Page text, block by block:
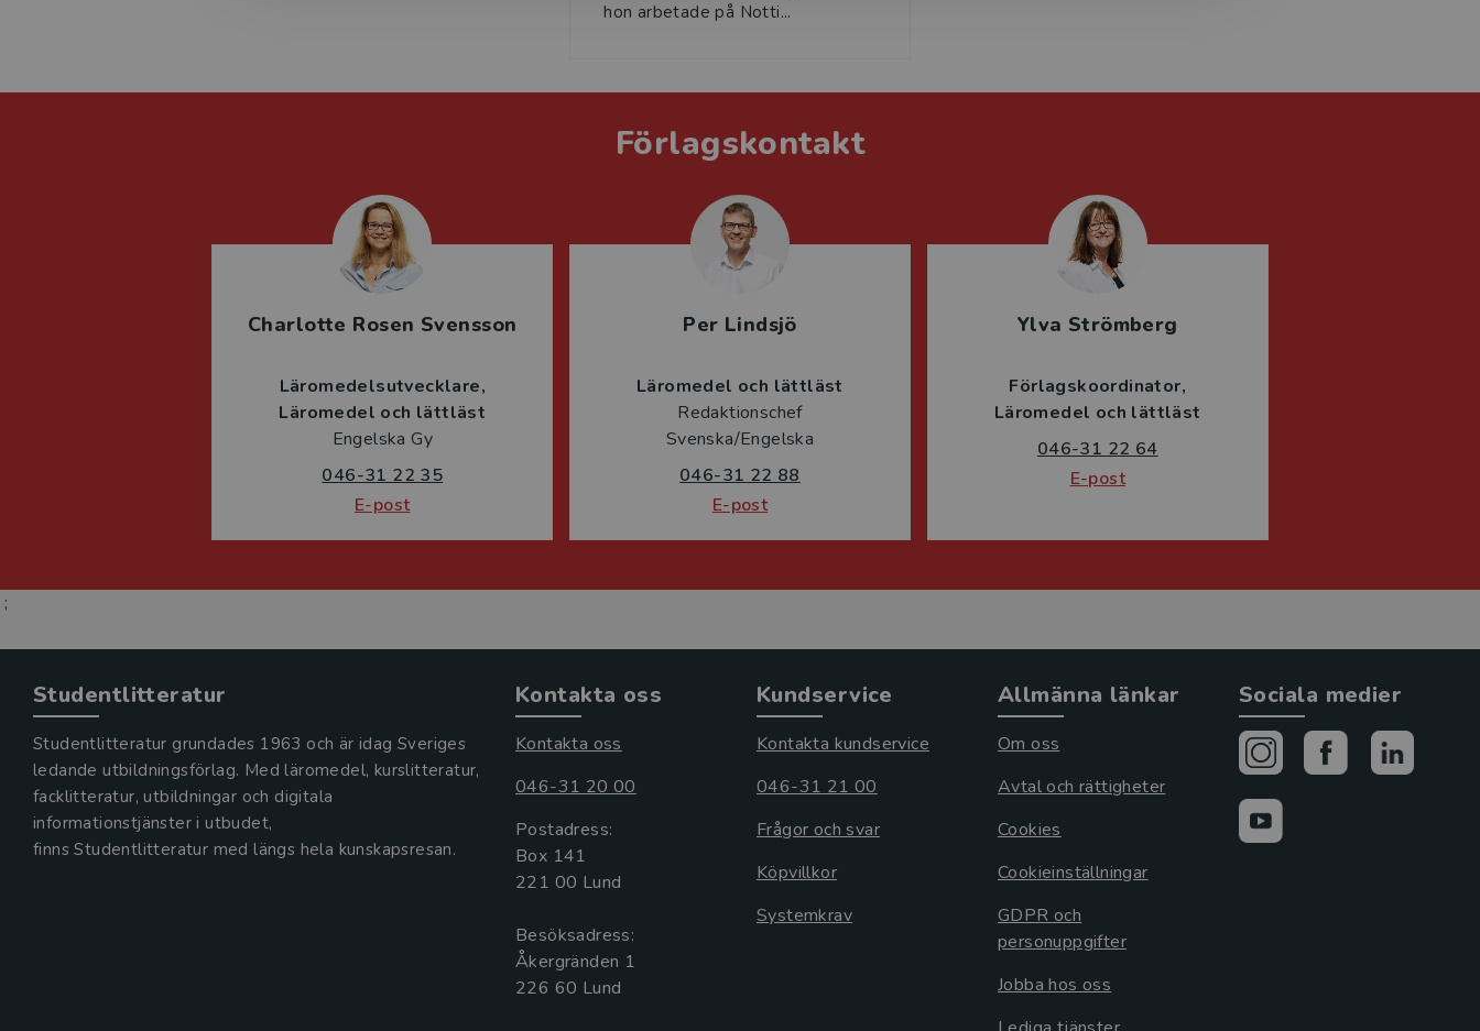
hon arbetade på Notti...
Förlagskontakt
Charlotte Rosen Svensson
Läromedelsutvecklare
Läromedel och lättläst
Engelska Gy
046-31 22 35
E-post
Per Lindsjö
Läromedel och lättläst
Redaktionschef
Svenska/Engelska
046-31 22 88
E-post
Ylva Strömberg
Förlagskoordinator
Läromedel och lättläst
046-31 22 64
E-post
;
Studentlitteratur
Studentlitteratur grundades 1963 och är idag Sveriges
ledande utbildningsförlag. Med läromedel, kurslitteratur,
facklitteratur, utbildningar och digitala
informationstjänster i utbudet,
finns Studentlitteratur med längs hela kunskapsresan.
Kontakta oss
Kontakta oss
046-31 20 00
Postadress:
Box 141
221 00 Lund
Besöksadress:
Åkergränden 1
Kundservice
Kontakta kundservice
046-31 21 00
Frågor och svar
Köpvillkor
Systemkrav
Allmänna länkar
Om oss
Avtal och rättigheter
Cookies
Cookieinställningar
GDPR och
personuppgifter
Jobba hos oss
Sociala medier